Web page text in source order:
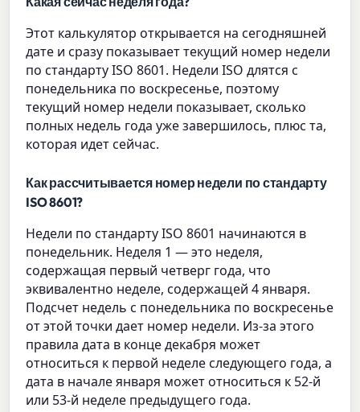
Этот калькулятор открывается на сегодняшней
дате и сразу показывает текущий номер недели
по стандарту ISO 8601. Недели ISO длятся с
понедельника по воскресенье, поэтому
текущий номер недели показывает, сколько
полных недель года уже завершилось, плюс та,
которая идет сейчас.
Как рассчитывается номер недели по стандарту
ISO 8601?
Недели по стандарту ISO 8601 начинаются в
понедельник. Неделя 1 — это неделя,
содержащая первый четверг года, что
эквивалентно неделе, содержащей 4 января.
Подсчет недель с понедельника по воскресенье
от этой точки дает номер недели. Из-за этого
правила дата в конце декабря может
относиться к первой неделе следующего года, а
дата в начале января может относиться к 52-й
или 53-й неделе предыдущего года.